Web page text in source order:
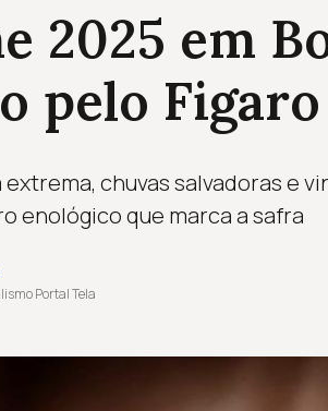
2025 em
pelo Figaro
chuvas salvadoras e
enológico que marca a safra
Portal Tela